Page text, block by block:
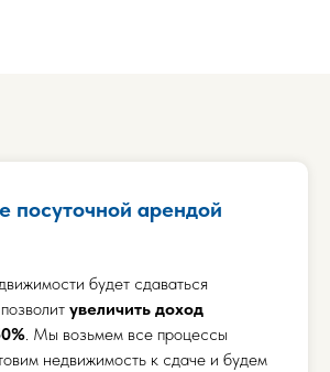
посуточной арендой
будет сдаваться
увеличить доход
. Мы возьмем все процессы
недвижимость к сдаче и будем